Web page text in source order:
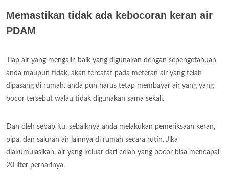
Memastikan tidak ada kebocoran keran air
PDAM
Tiap air yang mengalir, baik yang digunakan dengan sepengetahuan
anda maupun tidak, akan tercatat pada meteran air yang telah
dipasang di rumah. anda pun harus tetap membayar air yang yang
bocor tersebut walau tidak digunakan sama sekali.
Dan oleh sebab itu, sebaiknya anda melakukan pemeriksaan keran,
pipa, dan saluran air lainnya di rumah secara rutin. Jika
diakumulasikan, air yang keluar dari celah yang bocor bisa mencapai
20 liter perharinya.